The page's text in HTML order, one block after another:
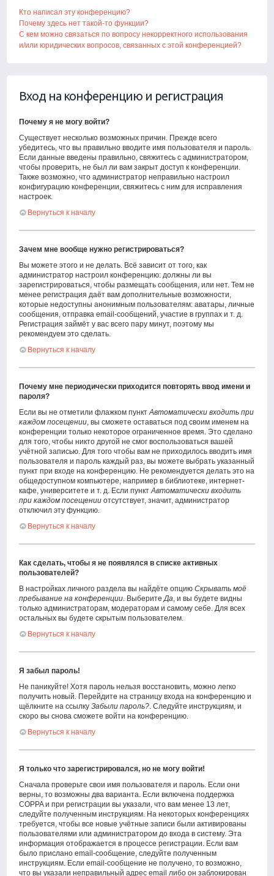
Кто написал эту конференцию?
Почему здесь нет такой-то функции?
С кем можно связаться по вопросу некорректного использования
и/или юридических вопросов, связанных с этой конференцией?
Вход на конференцию и регистрация
Почему я не могу войти?
Существует несколько возможных причин. Прежде всего
убедитесь, что вы правильно вводите имя пользователя и пароль.
Если данные введены правильно, свяжитесь с администратором,
чтобы проверить, не был ли вам закрыт доступ к конференции.
Также возможно, что администратор неправильно настроил
конфигурацию конференции, свяжитесь с ним для исправления
настроек.
Вернуться к началу
Зачем мне вообще нужно регистрироваться?
Вы можете этого и не делать. Всё зависит от того, как
администратор настроил конференцию: должны ли вы
зарегистрироваться, чтобы размещать сообщения, или нет. Тем не
менее регистрация даёт вам дополнительные возможности,
которые недоступны анонимным пользователям: аватары, личные
сообщения, отправка email-сообщений, участие в группах и т. д.
Регистрация займёт у вас всего пару минут, поэтому мы
рекомендуем это сделать.
Вернуться к началу
Почему мне периодически приходится повторять ввод имени и
пароля?
Если вы не отметили флажком пунктАвтоматически входить при
каждом посещении, вы сможете оставаться под своим именем на
конференции только некоторое ограниченное время. Это сделано
для того, чтобы никто другой не смог воспользоваться вашей
учётной записью. Для того чтобы вам не приходилось вводить имя
пользователя и пароль каждый раз, вы можете выбрать указанный
пункт при входе на конференцию. Не рекомендуется делать это на
общедоступном компьютере, например в библиотеке, интернет-
кафе, университете и т. д. Если пунктАвтоматически входить
при каждом посещении отсутствует, значит, администратор
отключил эту функцию.
Вернуться к началу
Как сделать, чтобы я не появлялся в списке активных
пользователей?
В настройках личного раздела вы найдёте опциюСкрывать моё
пребывание на конференции. ВыберитеДа, и вы будете видны
только администраторам, модераторам и самому себе. Для всех
остальных вы будете скрытым пользователем.
Вернуться к началу
Я забыл пароль!
Не паникуйте! Хотя пароль нельзя восстановить, можно легко
получить новый. Перейдите на страницу входа на конференцию и
щёлкните на ссылкуЗабыли пароль?. Следуйте инструкциям, и
скоро вы снова сможете войти на конференцию.
Вернуться к началу
Я только что зарегистрировался, но не могу войти!
Сначала проверьте свои имя пользователя и пароль. Если они
верны, то возможны два варианта. Если включена поддержка
COPPA и при регистрации вы указали, что вам менее 13 лет,
следуйте полученным инструкциям. На некоторых конференциях
требуется, чтобы все новые учётные записи были активированы
пользователями или администратором до входа в систему. Эта
информация отображается в процессе регистрации. Если вам
было прислано email-сообщение, следуйте полученным
инструкциям. Если email-сообщение не получено, то возможно,
что вы указали неправильный адрес email либо он заблокирован